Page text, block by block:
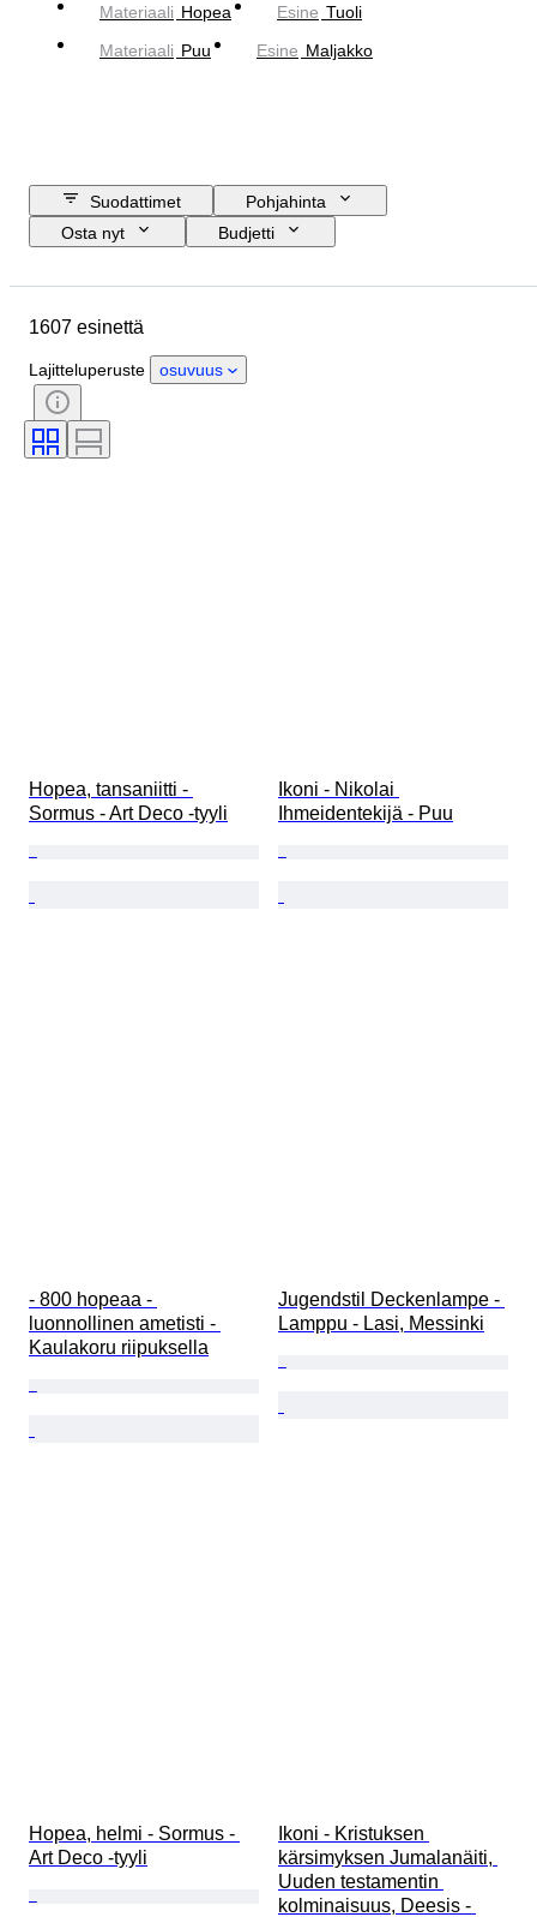
Materiaali Hopea Esine Tuoli
Materiaali Puu Esine Maljakko
Suodattimet
Pohjahinta
Osta nyt
Budjetti
Esine
Sukupuoli
Ajanjakso
Sertifiointi
Tyylisuuntaus
Väri
1607 esinettä
Lajitteluperuste osuvuus
Hopea, tansaniitti -
Sormus - Art Deco -tyyli
Ikoni - Nikolai
Ihmeidentekijä - Puu
- 800 hopeaa -
luonnollinen ametisti -
Kaulakoru riipuksella
Jugendstil Deckenlampe -
Lamppu - Lasi, Messinki
Hopea, helmi - Sormus -
Art Deco -tyyli
Ikoni - Kristuksen
kärsimyksen Jumalanäiti,
Uuden testamentin
kolminaisuus, Deesis -